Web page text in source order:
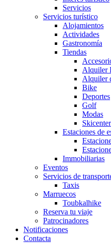
Servicios
Servicios turístico
Alojamientos
Actividades
Gastronomía
Tiendas
Alquiler
Alquiler
Bike
Deportes
Golf
Modas
Skicenter
Estaciones de
Immobiliarias
Eventos
Servicios de
Taxis
Marruecos
Toubkalhike
Reserva tu viaje
Patrocinadores
Notificaciones
Contacta